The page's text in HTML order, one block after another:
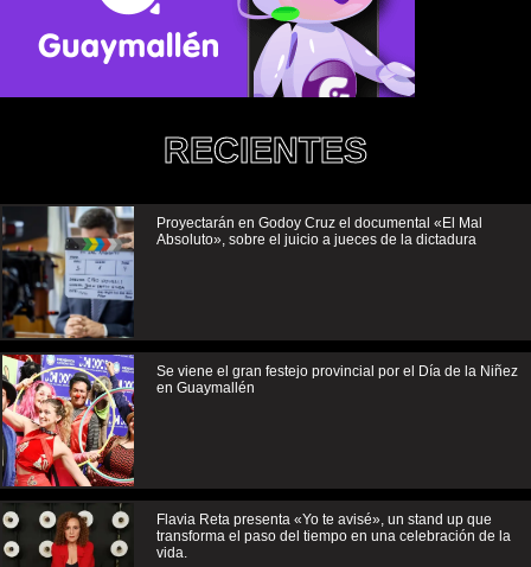
RECIENTES
Proyectarán en Godoy Cruz el documental «El Mal
Absoluto», sobre el juicio a jueces de la dictadura
Se viene el gran festejo provincial por el Día de la Niñez
en Guaymallén
Flavia Reta presenta «Yo te avisé», un stand up que
transforma el paso del tiempo en una celebración de la
vida.